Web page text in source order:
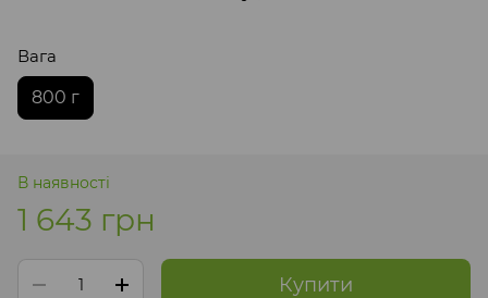
Вага
800 г
В наявності
1 643 грн
Купити